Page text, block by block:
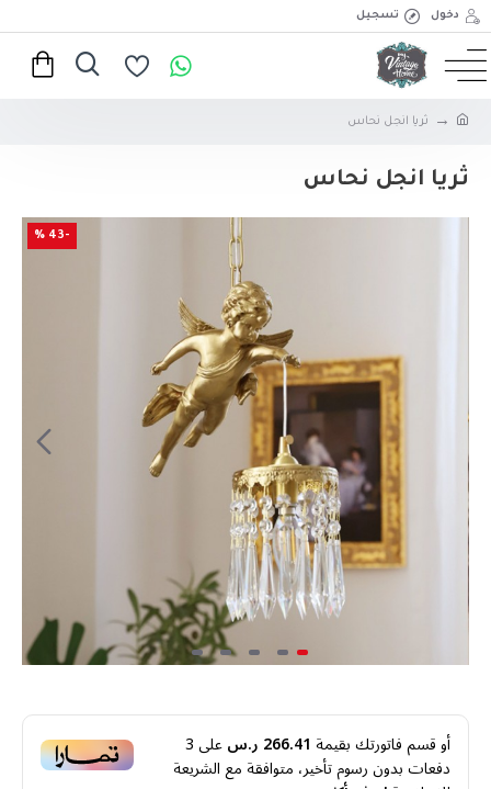
دخول تسجيل
ثريا انجل نحاس
ثريا انجل نحاس
-43 %
أو قسم فاتورتك بقيمة 266.41 ر.س على3
دفعات بدون رسوم تأخير، متوافقة مع الشريعة